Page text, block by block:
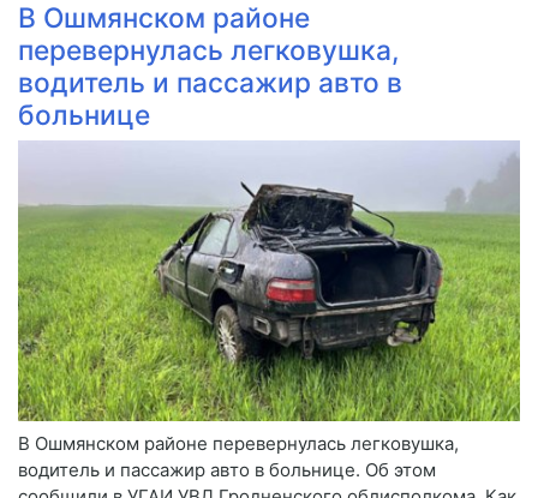
В Ошмянском районе
перевернулась легковушка,
водитель и пассажир авто в
больнице
В Ошмянском районе перевернулась легковушка,
водитель и пассажир авто в больнице. Об этом